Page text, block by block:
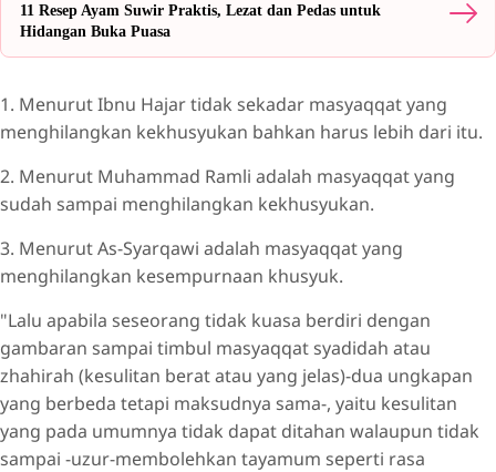
11 Resep Ayam Suwir Praktis, Lezat dan Pedas untuk
Hidangan Buka Puasa
1. Menurut Ibnu Hajar tidak sekadar masyaqqat yang
menghilangkan kekhusyukan bahkan harus lebih dari itu.
2. Menurut Muhammad Ramli adalah masyaqqat yang
sudah sampai menghilangkan kekhusyukan.
3. Menurut As-Syarqawi adalah masyaqqat yang
menghilangkan kesempurnaan khusyuk.
"Lalu apabila seseorang tidak kuasa berdiri dengan
gambaran sampai timbul masyaqqat syadidah atau
zhahirah (kesulitan berat atau yang jelas)-dua ungkapan
yang berbeda tetapi maksudnya sama-, yaitu kesulitan
yang pada umumnya tidak dapat ditahan walaupun tidak
sampai -uzur-membolehkan tayamum seperti rasa